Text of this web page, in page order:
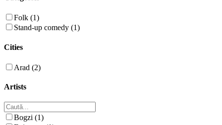
Folk (1)
Stand-up comedy (1)
Cities
Arad (2)
Artists
Bogzi (1)